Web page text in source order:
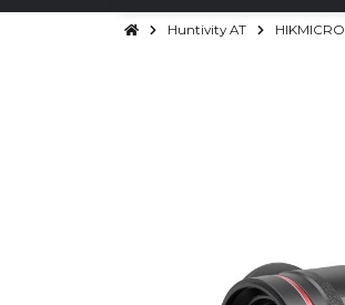
Huntivity AT HIKMICRO